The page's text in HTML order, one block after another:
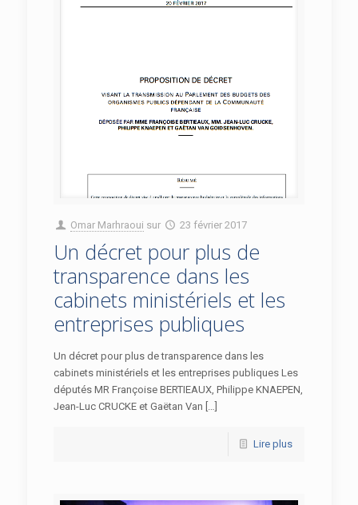
Omar Marhraoui sur 23 février 2017
Un décret pour plus de
transparence dans les
cabinets ministériels et les
entreprises publiques
Un décret pour plus de transparence dans les
cabinets ministériels et les entreprises publiques Les
députés MR Françoise BERTIEAUX, Philippe KNAEPEN,
Jean-Luc CRUCKE et Gaëtan Van […]
Lire plus